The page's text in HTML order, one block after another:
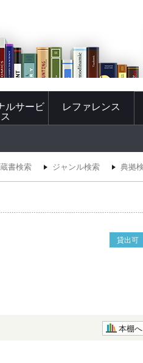
ルサービ
ス
レファレンス
書検索 ジャンル検索 典拠
貸出可
本棚へ